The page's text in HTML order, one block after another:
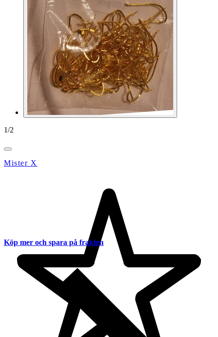
1/2
Mister X
Köp mer och spara på frakten